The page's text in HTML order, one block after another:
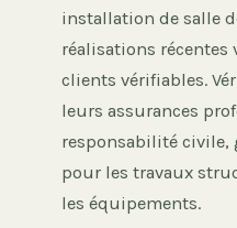
installation de salle
réalisations récentes
clients vérifiables.
leurs assurances
responsabilité civile,
pour les travaux
les équipements.